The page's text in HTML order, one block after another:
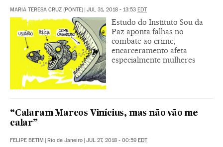
MARIA TERESA CRUZ (PONTE) | JUL 31, 2018 - 13:53 EDT
Estudo do Instituto Sou da
Paz aponta falhas no
combate ao crime;
encarceramento afeta
especialmente mulheres
“Calaram Marcos Vinícius, mas não vão me
calar”
FELIPE BETIM | Rio de Janeiro | JUL 27, 2018 - 00:59 EDT